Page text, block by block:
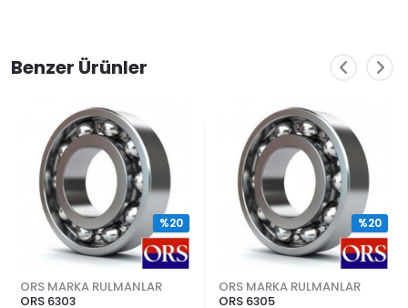
Benzer Ürünler
ORS MARKA RULMANLAR
ORS 6303
%20
ORS MARKA RULMANLAR
ORS 6305
%20